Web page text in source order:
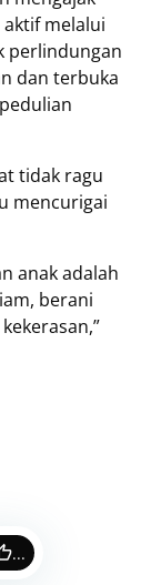
melalui
perlindungan
dan terbuka
tidak ragu
mencurigai
anak adalah
berani
...